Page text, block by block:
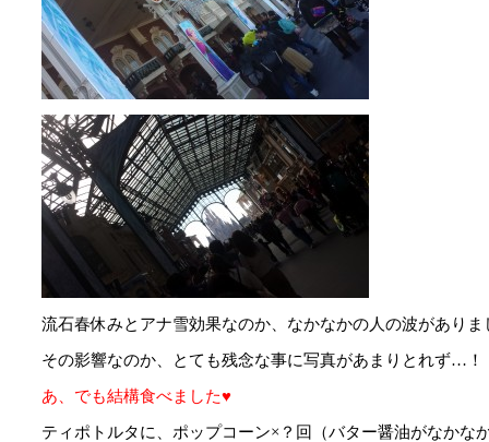
流石春休みとアナ雪効果なのか、なかなかの人の波がありま
その影響なのか、とても残念な事に写真があまりとれず…！
あ、でも結構食べました♥
ティポトルタに、ポップコーン×？回（バター醤油がなかな